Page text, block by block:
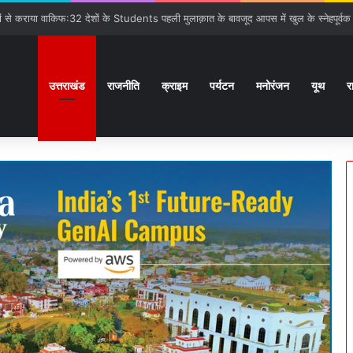
रेलवे स्टेशन पर रुकेगी अछनेरा-टनकपुर Express
उत्तराखंड राजनीति क्राइम पर्यटन मनोरंजन यूथ